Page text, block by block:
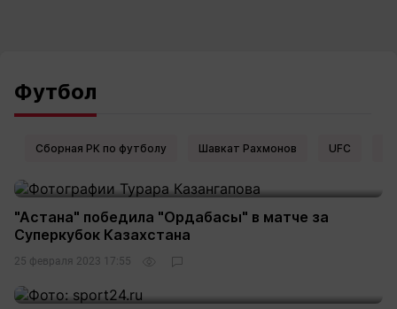
Футбол
Сборная РК по футболу Шавкат Рахмонов UFC
"Астана" победила "Ордабасы" в матче за
Суперкубок Казахстана
25 февраля 2023 17:55